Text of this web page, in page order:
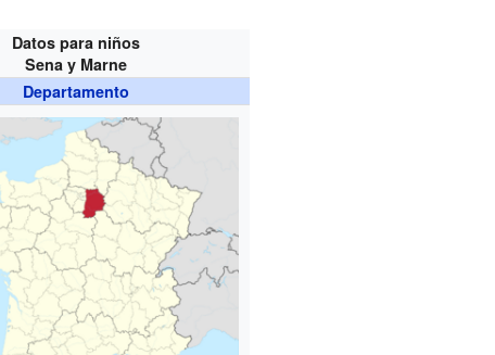
Datos para niños
Sena y Marne
Departamento